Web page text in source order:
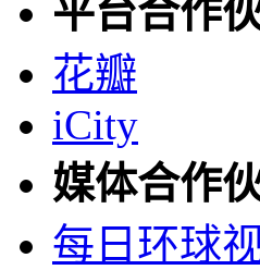
平台合作
花瓣
iCity
媒体合作
每日环球